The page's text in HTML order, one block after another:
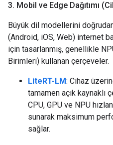
3. Mobil ve Edge Dağıtımı
Büyük dil modellerini
(Android, iOS, Web) internet
için tasarlanmış, genellikle
Birimleri) kullanan çerçeveler.
LiteRT-LM: Cihaz
tamamen açık kaynaklı
CPU, GPU ve NPU
sunarak maksimum
sağlar.